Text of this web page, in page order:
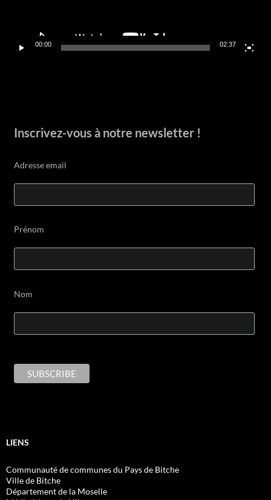
00:00 02:37
Inscrivez-vous à notre newsletter !
Adresse email
Prénom
Nom
LIENS
Communauté de communes du Pays de Bitche
Ville de Bitche
Département de la Moselle